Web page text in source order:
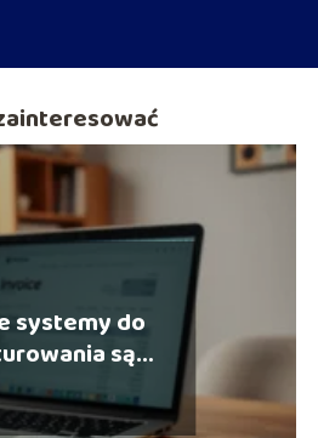
systemy do
są
wybierane
małe firmy?